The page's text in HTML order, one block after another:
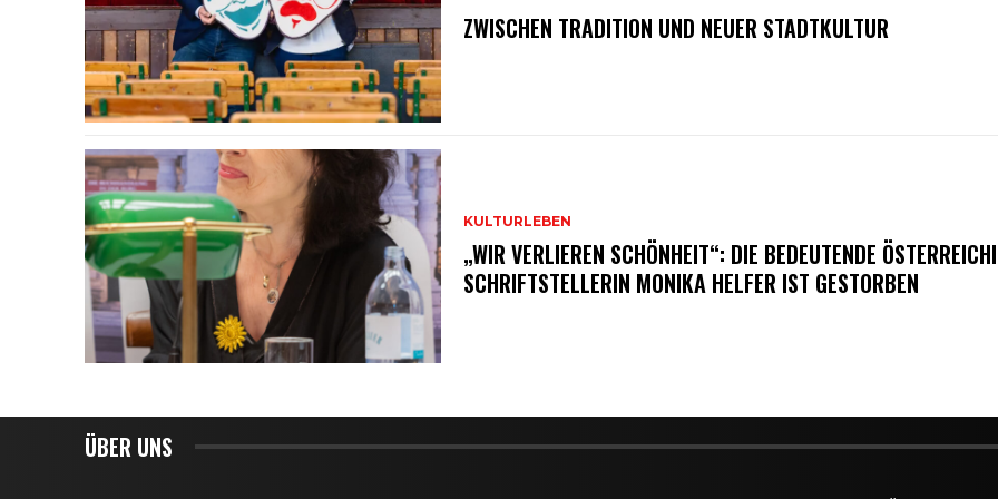
ZWISCHEN TRADITION UND NEUER STADTKULTUR
KULTURLEBEN
„WIR VERLIEREN SCHÖNHEIT“: DIE BEDEUTENDE
SCHRIFTSTELLERIN MONIKA HELFER IST GESTORBEN
ÜBER UNS